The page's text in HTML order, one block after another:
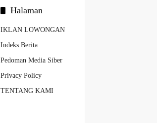
Halaman
IKLAN LOWONGAN
Indeks Berita
Pedoman Media Siber
Privacy Policy
TENTANG KAMI